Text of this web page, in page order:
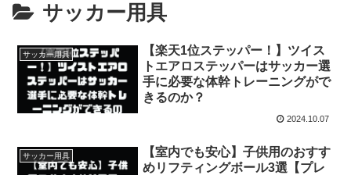
サッカー用具
サッカー用具
【楽天1位ステッパー！】ツイス
トエアロステッパーはサッカー選
手に必要な体幹トレーニングがで
きるのか？
2024.10.07
サッカー用具
【室内でも安心】子供用のおすす
めリフティングボール3選【プレ